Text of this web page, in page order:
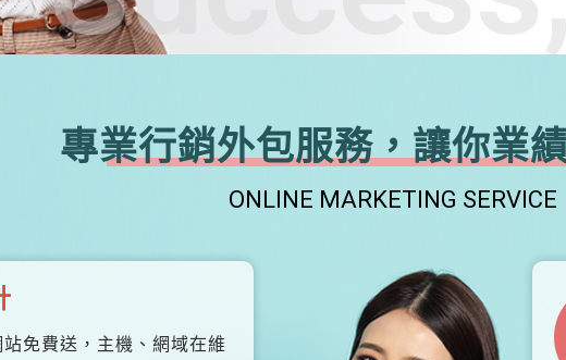
專業行銷外包服務，讓你業
ONLINE MARKETING SERVICE
免費送，主機、網域在維